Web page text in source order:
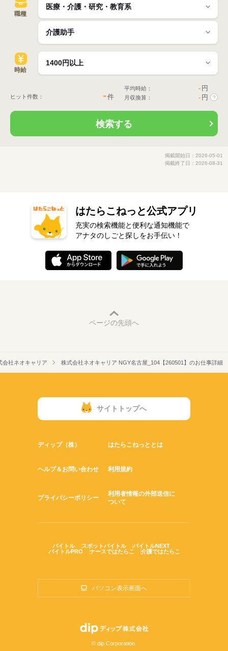
職種
時給
ヒット件数： -件
平均時給： - 円
月収換算： - 円 ?
検索する
掲載開始日：2026-05-01
掲載終了日：2026-08-31
はたらこねっと公式アプリ
充実の検索機能と便利な通知機能で
アナタのしごと探しをお手伝い！
ページの先頭へ
会社ネオキャリア 株式会社ネオキャリア NGY名古屋_104【260501】のお仕事詳細
サイトトップへ
ディップ（株） はたらこねっととは
ヘルプ＆お問い合わせ 利用規約
プライバシーポリシー
利用者情報の外部送信に
ついて
バイトル スポットバイトル
バイトルNEXT
バイトルPRO
ナースではたらこ 介護ではたらこ
パソコン表示画面へ
© dip Corporation.